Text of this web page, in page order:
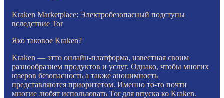
Kraken Marketplace: Электробезопасный подступы
вследствие Tor
Яко таковое Kraken?
Kraken — этто онлайн-платформа, известная своим
разнообразием продуктов и услуг. Однако, чтобы многих
юзеров безопасность а также анонимность
представляются приоритетом. Именно то-то почти
многие любят использовать Tor для впуска ко Kraken.